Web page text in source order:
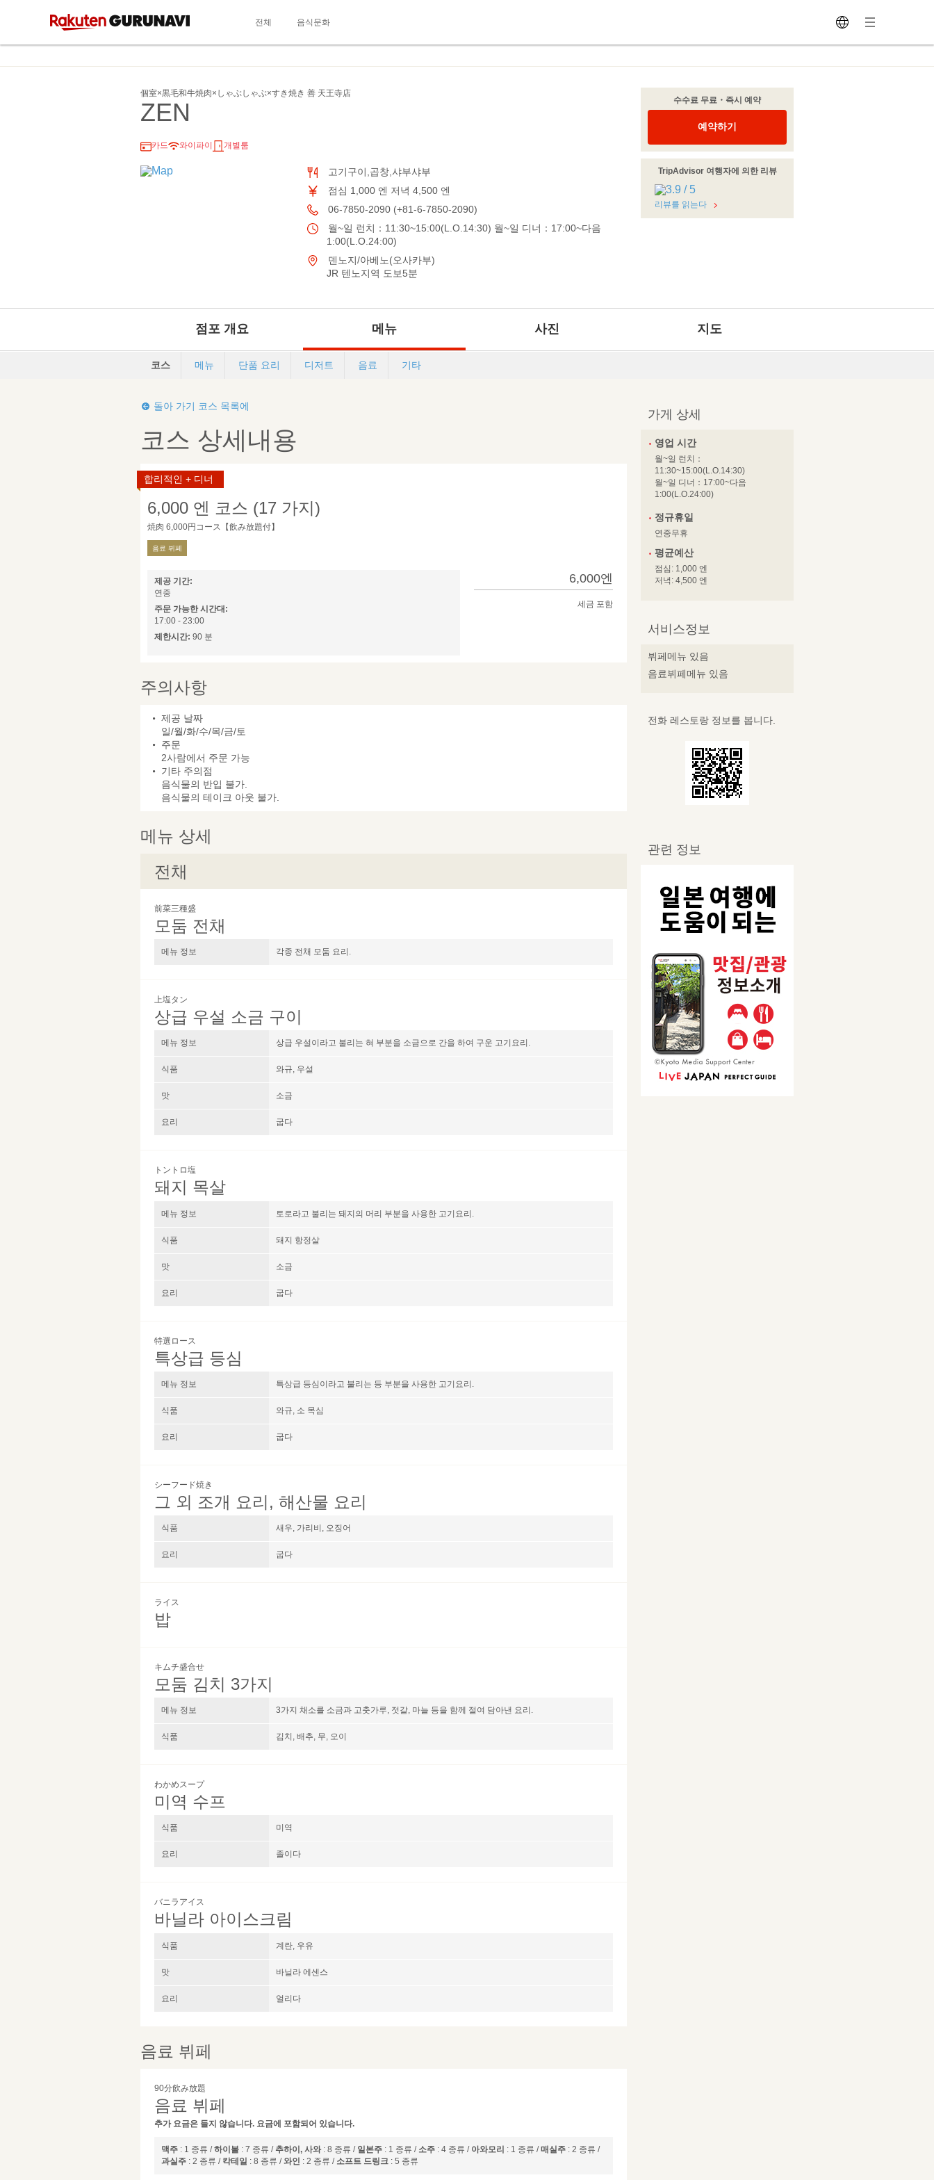
전체 음식문화
個室×黒毛和牛焼肉×しゃぶしゃぶ×すき焼き 善 天王寺店
ZEN
카드 와이파이 개별룸
고기구이,곱창,샤부샤부
점심 1,000 엔 저녁 4,500 엔
06-7850-2090 (+81-6-7850-2090)
월~일 런치：11:30~15:00(L.O.14:30) 월~일 디너：17:00~다음
1:00(L.O.24:00)
덴노지/아베노(오사카부)
JR 텐노지역 도보5분
수수료 무료・즉시 예약
예약하기
TripAdvisor 여행자에 의한 리뷰
리뷰를 읽는다
점포 개요 메뉴 사진 지도
코스 메뉴 단품 요리 디저트 음료 기타
돌아 가기 코스 목록에
코스 상세내용
합리적인 + 디너
6,000 엔 코스 (17 가지)
焼肉 6,000円コース【飲み放題付】
음료 뷔페
제공 기간:
연중
주문 가능한 시간대:
17:00 - 23:00
제한시간: 90 분
6,000엔
세금 포함
주의사항
제공 날짜
일/월/화/수/목/금/토
주문
2사람에서 주문 가능
기타 주의점
음식물의 반입 불가.
음식물의 테이크 아웃 불가.
메뉴 상세
전채
前菜三種盛
모둠 전채
메뉴 정보 각종 전채 모둠 요리.
上塩タン
상급 우설 소금 구이
메뉴 정보 상급 우설이라고 불리는 혀 부분을 소금으로 간을 하여 구운 고기요리.
식품 와규, 우설
맛 소금
요리 굽​​다
トントロ塩
돼지 목살
메뉴 정보 토로라고 불리는 돼지의 머리 부분을 사용한 고기요리.
식품 돼지 항정살
맛 소금
요리 굽​​다
特選ロース
특상급 등심
메뉴 정보 특상급 등심이라고 불리는 등 부분을 사용한 고기요리.
식품 와규, 소 목심
요리 굽​​다
シーフード焼き
그 외 조개 요리, 해산물 요리
식품 새우, 가리비, 오징어
요리 굽​​다
ライス
밥
キムチ盛合せ
모둠 김치 3가지
메뉴 정보 3가지 채소를 소금과 고춧가루, 젓갈, 마늘 등을 함께 절여 담아낸 요리.
식품 김치, 배추, 무, 오이
わかめスープ
미역 수프
식품 미역
요리 졸이다
バニラアイス
바닐라 아이스크림
식품 계란, 우유
맛 바닐라 에센스
요리 얼리다
음료 뷔페
90分飲み放題
음료 뷔페
추가 요금은 들지 않습니다. 요금에 포함되어 있습니다.
맥주 : 1 종류 /하이볼 : 7 종류 / 추하이, 사와: 8 종류 / 일본주 : 1 종류 / 소주 : 4 종류 / 아와모리 : 1 종류 /매실주 : 2 종류 /
과실주 : 2 종류 / 칵테일 : 8 종류 /와인 : 2 종류 / 소프트 드링크 : 5 종류
가게 상세
영업 시간
월~일 런치：
11:30~15:00(L.O.14:30)
월~일 디너：17:00~다음
1:00(L.O.24:00)
정규휴일
연중무휴
평균예산
점심: 1,000 엔
저녁: 4,500 엔
서비스정보
뷔페메뉴 있음
음료뷔페메뉴 있음
전화 레스토랑 정보를 봅니다.
관련 정보